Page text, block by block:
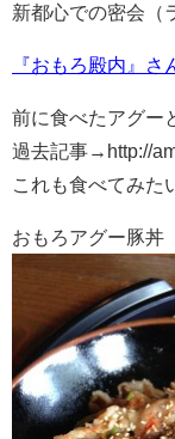
新都心での密会（
『おもろ殿内』さん
前に食べたアグー
過去記事→http://
これも食べてみた
おもろアグー豚